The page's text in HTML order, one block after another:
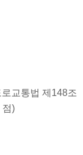
교통법 제148조
점)